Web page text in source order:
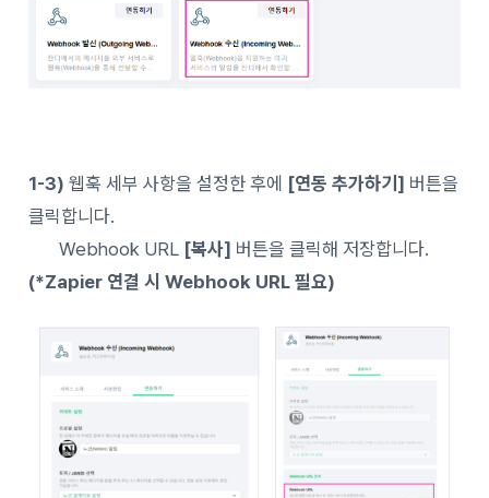
1-3) 웹훅 세부 사항을 설정한 후에 [연동 추가하기] 버튼을
클릭합니다.
Webhook URL [복사] 버튼을 클릭해 저장합니다.
(*Zapier 연결 시 Webhook URL 필요)